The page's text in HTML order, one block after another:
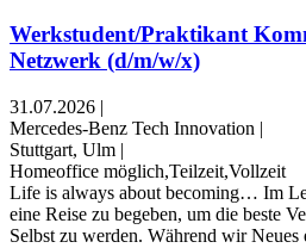
Werkstudent/Praktikant
Netzwerk (d/m/w/x)
31.07.2026 |
Mercedes-Benz Tech Innovation |
Stuttgart, Ulm |
Homeoffice möglich,Teilzeit,Vollzeit
Life is always about becoming… Im
eine Reise zu begeben, um die beste
Selbst zu werden. Während wir Neues